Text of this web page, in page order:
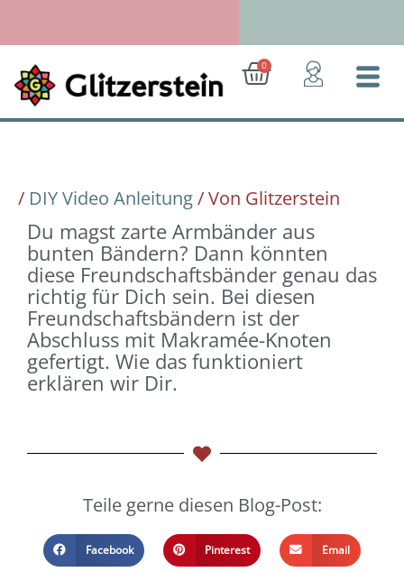
springen
0
Warenkorb
/ DIY Video Anleitung/ Von Glitzerstein
Du magst zarte Armbänder aus
bunten Bändern? Dann könnten
diese Freundschaftsbänder genau das
richtig für Dich sein. Bei diesen
Freundschaftsbändern ist der
Abschluss mit Makramée-Knoten
gefertigt. Wie das funktioniert
erklären wir Dir.
Teile gerne diesen Blog-Post:
Facebook Pinterest Email